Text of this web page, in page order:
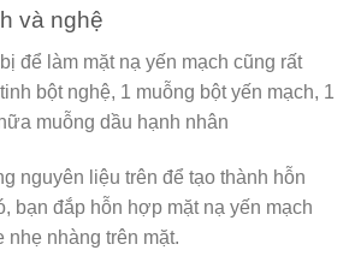
và nghệ
để làm mặt nạ yến mạch cũng rất
bột nghệ, 1 muỗng bột yến mạch, 1
muỗng dầu hạnh nhân
nguyên liệu trên để tạo thành hỗn
bạn đắp hỗn hợp mặt nạ yến mạch
nhẹ nhàng trên mặt.